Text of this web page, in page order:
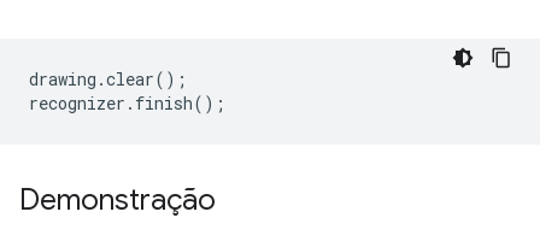
drawing .clear();
recognizer . finish();
Demonstração